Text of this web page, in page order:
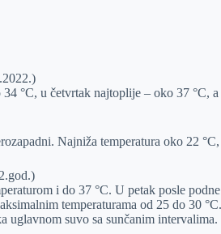
°C, u četvrtak najtoplije – oko 37 °C,
Najniža temperatura oko 22
i do 37 °C. U petak posle
temperaturama od 25 do 30
uglavnom suvo sa sunčanim intervalima.